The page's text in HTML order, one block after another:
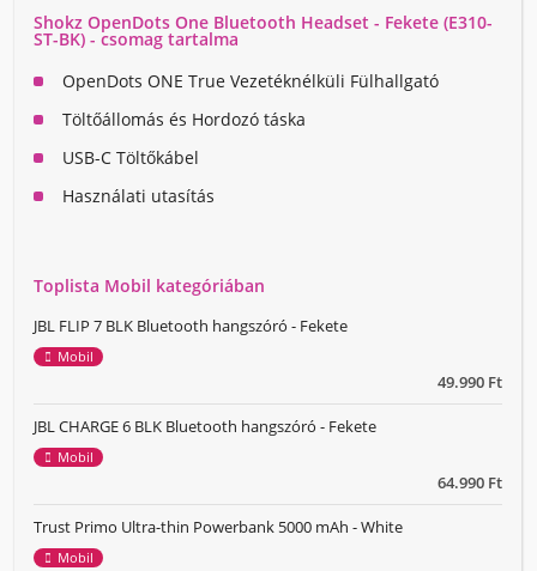
Shokz OpenDots One Bluetooth Headset - Fekete (E310-
ST-BK) - csomag tartalma
OpenDots ONE True Vezetéknélküli Fülhallgató
Töltőállomás és Hordozó táska
USB-C Töltőkábel
Használati utasítás
Toplista Mobil kategóriában
49.990 Ft
JBL FLIP 7 BLK Bluetooth hangszóró - Fekete
Mobil
64.990 Ft
JBL CHARGE 6 BLK Bluetooth hangszóró - Fekete
Mobil
Trust Primo Ultra-thin Powerbank 5000 mAh - White
Mobil